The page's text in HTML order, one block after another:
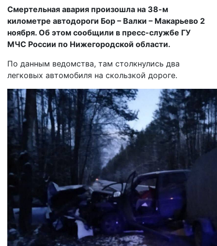
Смертельная авария произошла на 38-м
километре автодороги Бор – Валки – Макарьево 2
ноября. Об этом сообщили в пресс-службе ГУ
МЧС России по Нижегородской области.
По данным ведомства, там столкнулись два
легковых автомобиля на скользкой дороге.